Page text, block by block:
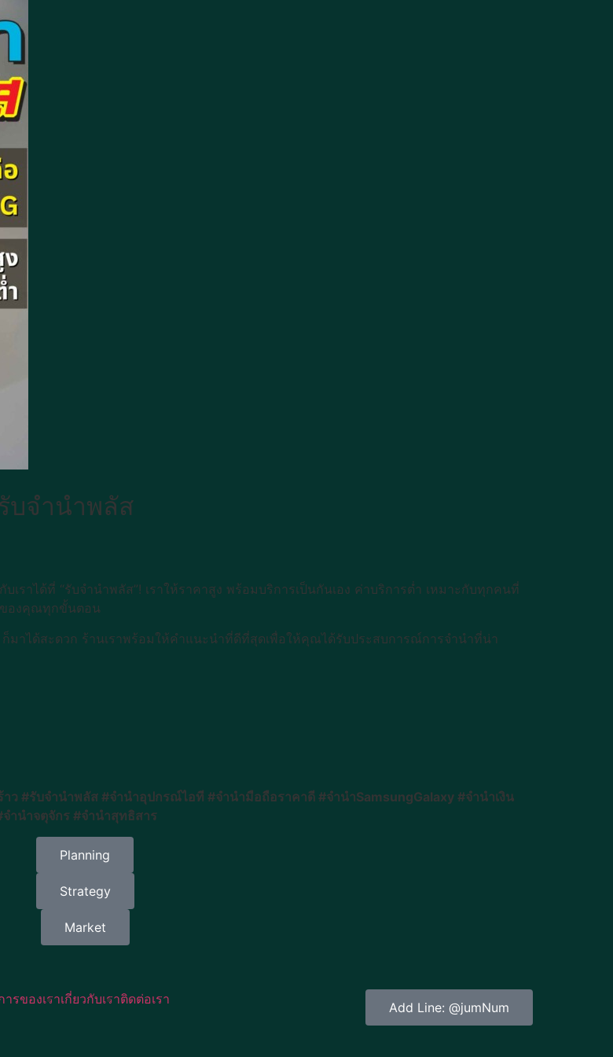
บจำนำพลัส
เราได้ที่ “รับจำนำพลัส”! เราให้ราคาสูง พร้อมบริการเป็นกันเอง ค่าบริการต่ำ เหมาะกับทุกคนที่
ของคุณทุกขั้นตอน
มาได้สะดวก ร้านเราพร้อมให้คำแนะนำที่ดีที่สุดเพื่อให้คุณได้รับประสบการณ์การจำนำที่น่า
#รับจำนำพลัส #จำนำอุปกรณ์ไอที #จำนำมือถือราคาดี #จำนำSamsungGalaxy #จำนำเงิน
ำนำจตุจักร #จำนำสุทธิสาร
Planning
Strategy
Market
ารของเราเกี่ยวกับเราติดต่อเรา
Add Line: @jumNum